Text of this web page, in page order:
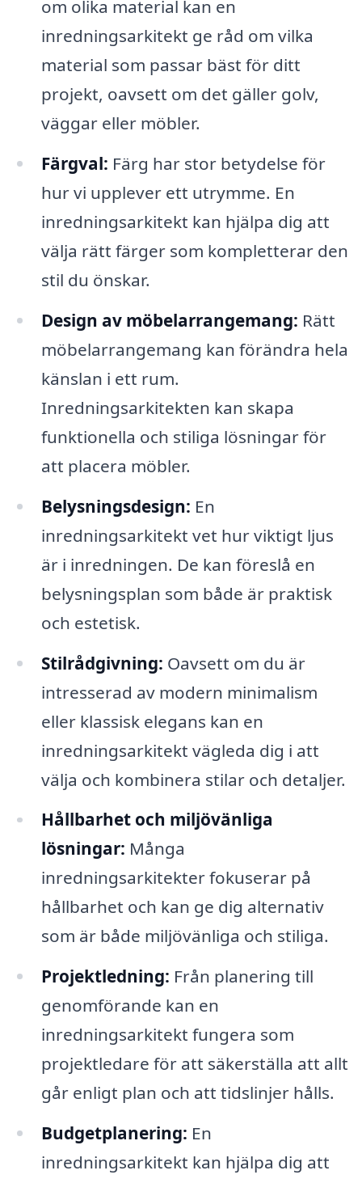
om olika material kan en
inredningsarkitekt ge råd om vilka
material som passar bäst för ditt
projekt, oavsett om det gäller golv,
väggar eller möbler.
Färgval: Färg har stor betydelse för
hur vi upplever ett utrymme. En
inredningsarkitekt kan hjälpa dig att
välja rätt färger som kompletterar den
stil du önskar.
Design av möbelarrangemang: Rätt
möbelarrangemang kan förändra hela
känslan i ett rum.
Inredningsarkitekten kan skapa
funktionella och stiliga lösningar för
att placera möbler.
Belysningsdesign: En
inredningsarkitekt vet hur viktigt ljus
är i inredningen. De kan föreslå en
belysningsplan som både är praktisk
och estetisk.
Stilrådgivning: Oavsett om du är
intresserad av modern minimalism
eller klassisk elegans kan en
inredningsarkitekt vägleda dig i att
välja och kombinera stilar och detaljer.
Hållbarhet och miljövänliga
lösningar: Många
inredningsarkitekter fokuserar på
hållbarhet och kan ge dig alternativ
som är både miljövänliga och stiliga.
Projektledning: Från planering till
genomförande kan en
inredningsarkitekt fungera som
projektledare för att säkerställa att allt
går enligt plan och att tidslinjer hålls.
Budgetplanering: En
inredningsarkitekt kan hjälpa dig att